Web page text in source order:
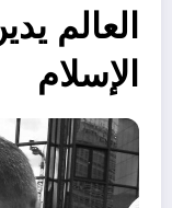
العالم
الإسلام